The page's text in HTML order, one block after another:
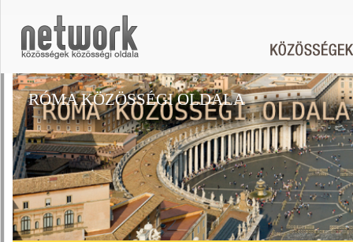
RÓMA KÖZÖSSÉGI OLDALA